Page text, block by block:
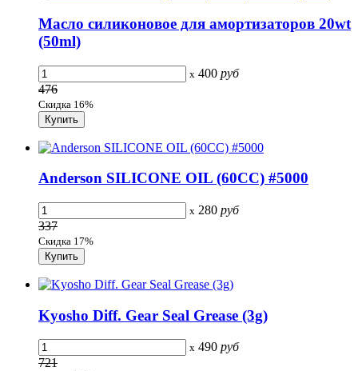
Масло силиконовое для амортизаторов 20wt
(50ml)
x 400 руб
476
Скидка 16%
Anderson SILICONE OIL (60CC) #5000
x 280 руб
337
Скидка 17%
Kyosho Diff. Gear Seal Grease (3g)
x 490 руб
721